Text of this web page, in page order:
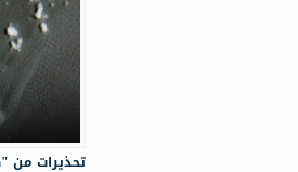
تحذيرات من